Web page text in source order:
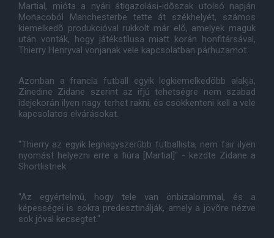
Martial, mióta a nyári átigazolási-idõszak utolsó napján
Monacoból Manchesterbe tette át székhelyét, számos
kiemelkedõ produkcióval rukkolt már elõ, amelyek maguk
után vonták, hogy játékstílusa miatt korán honfitársával,
Thierry Henryval vonjanak vele kapcsolatban párhuzamot.
Azonban a francia futball egyik legkiemelkedõbb alakja,
Zinedine Zidane szerint az ifjú tehetségre nem szabad
idejekorán ilyen nagy terhet rakni, és csökkenteni kell a vele
kapcsolatos elvárásokat.
"Thierry az egyik legnagyszerûbb futballista, nem fair ilyen
nyomást helyezni erre a fiúra [Martial]" - kezdte Zidane a
Shortlistnek.
"Az egyértelmû, hogy tele van önbizalommal, és a
képességei is sokra predesztinálják, amely a jövõre nézve
sok jóval kecsegtet."